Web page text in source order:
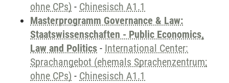
ohne CPs) - Chinesisch A1.1
Masterprogramm Governance & Law:
Staatswissenschaften - Public Economics,
Law and Politics - International Center:
Sprachangebot (ehemals Sprachenzentrum;
ohne CPs) - Chinesisch A1.1